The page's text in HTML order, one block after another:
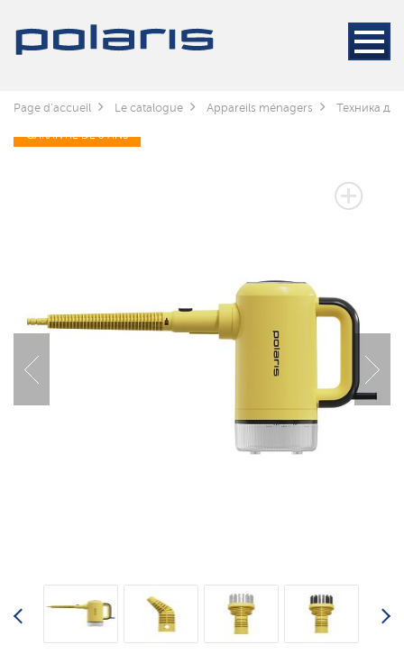
Page d'accueil Le catalogue Appareils ménagers Техника
GARANTIE DE 3 ANS